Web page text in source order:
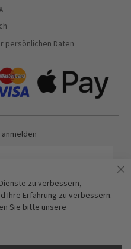
persönlichen Daten
zu verbessern,
Ihre Erfahrung zu verbessern.
Sie bitte unsere